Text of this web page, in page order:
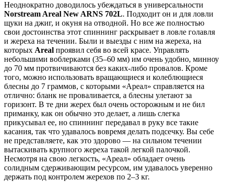
Неоднократно доводилось убеждаться в универсальности
Norstream Areal New ARNS 702L. Подходит он и для ловли
щуки на джиг, и окуня на отводной. Но все же полностью
свои достоинства этот спиннинг раскрывает в ловле голавля
и жереха на течении. Были и выезды с ним на жереха, на
которых Areal проявил себя во всей красе. Управлять
небольшими воблерками (35–60 мм) им очень удобно, минноу
до 70 мм протвичиваются без каких-либо провалов. Кроме
того, можно использовать вращающиеся и колеблющиеся
блесны до 7 граммов, с которыми «Ареал» справляется на
отлично: бланк не проваливается, а блесны улетают за
горизонт. В те дни жерех был очень осторожным и не бил
приманку, как он обычно это делает, а лишь слегка
прикусывал ее, но спиннинг передавал в руку все такие
касания, так что удавалось вовремя делать подсечку. Вы себе
не представляете, как это здорово — на сильном течении
вытаскивать крупного жереха такой легкой палочкой.
Несмотря на свою легкость, «Ареал» обладает очень
солидным сдерживающим ресурсом, им удавалось уверенно
держать под контролем жерехов по 2–3 кг.